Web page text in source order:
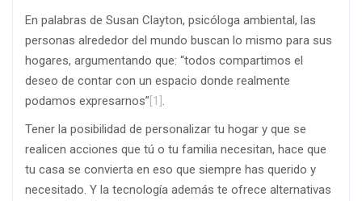
En palabras de Susan Clayton, psicóloga ambiental, las
personas alrededor del mundo buscan lo mismo para sus
hogares, argumentando que: “todos compartimos el
deseo de contar con un espacio donde realmente
podamos expresarnos”[1]
Tener la posibilidad de personalizar tu hogar y que se
realicen acciones que tú o tu familia necesitan, hace que
tu casa se convierta en eso que siempre has querido y
necesitado. Y la tecnología además te ofrece alternativas